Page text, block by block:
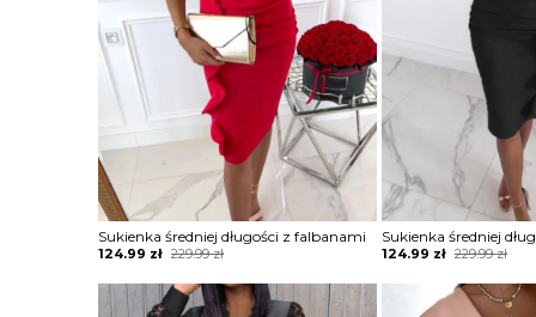
Sukienka średniej długości z falbanami
229.99zł
Original
was:
229.99 zł.
124.99 zł
Current
is:
124.99 zł.
Sukienka średniej
229.99zł
Original
was:
229.99 zł.
124.99 zł
Current
is:
124.99 zł.